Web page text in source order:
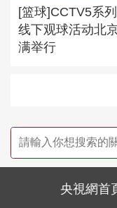
[篮球]CCTV5系
线下观球活动北
满举行
央視網首